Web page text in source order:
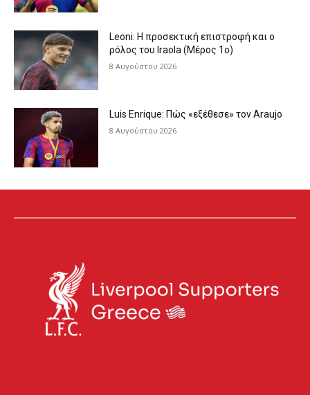
Leoni: Η προσεκτική επιστροφή και ο
ρόλος του Iraola (Μέρος 1ο)
8 Αυγούστου 2026
Luis Enrique: Πώς «εξέθεσε» τον Araujo
8 Αυγούστου 2026